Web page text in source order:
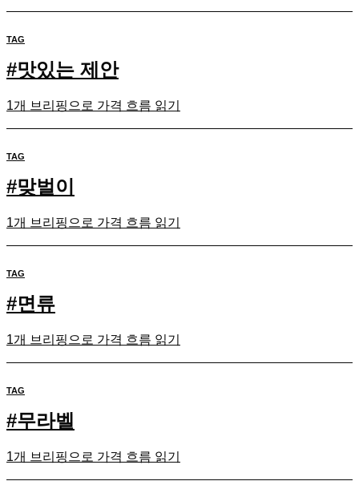
TAG
#맛있는 제안
1개 브리핑으로 가격 흐름 읽기
TAG
#맞벌이
1개 브리핑으로 가격 흐름 읽기
TAG
#면류
1개 브리핑으로 가격 흐름 읽기
TAG
#무라벨
1개 브리핑으로 가격 흐름 읽기